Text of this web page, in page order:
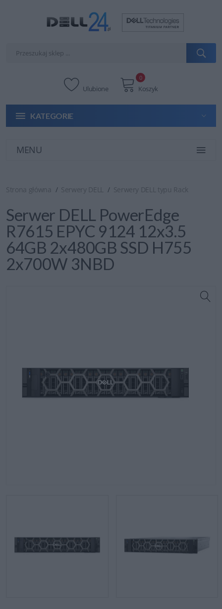
Ulubione Koszyk
0
KATEGORIE
MENU
Strona główna Serwery DELL Serwery DELL typu Rack
Serwer DELL PowerEdge
R7615 EPYC 9124 12x3.5
64GB 2x480GB SSD H755
2x700W 3NBD